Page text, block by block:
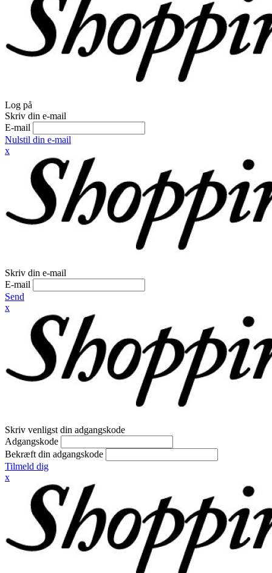
Log på
Skriv din e-mail
E-mail
Nulstil din e-mail
x
Skriv din e-mail
E-mail
Send
x
Skriv venligst din adgangskode
Adgangskode
Bekræft din adgangskode
Tilmeld dig
x